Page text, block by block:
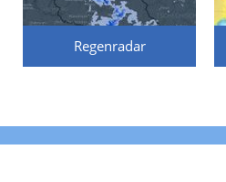
Regenradar